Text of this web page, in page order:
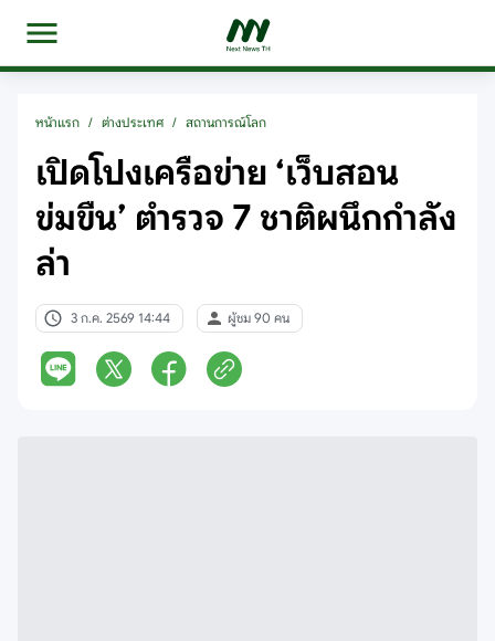
หน้าแรก / ต่างประเทศ / สถานการณ์โลก
เปิดโปงเครือข่าย ‘เว็บสอน
ข่มขืน’ ตำรวจ 7 ชาติผนึกกำลัง
ล่า
3 ก.ค. 2569 14:44 ผู้ชม 90 คน